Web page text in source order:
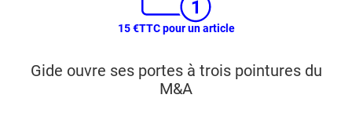
15 €TTC pour un article
Gide ouvre ses portes à trois pointures du
M&A